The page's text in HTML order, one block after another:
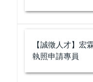
【誠徵人才】宏
執照申請專員